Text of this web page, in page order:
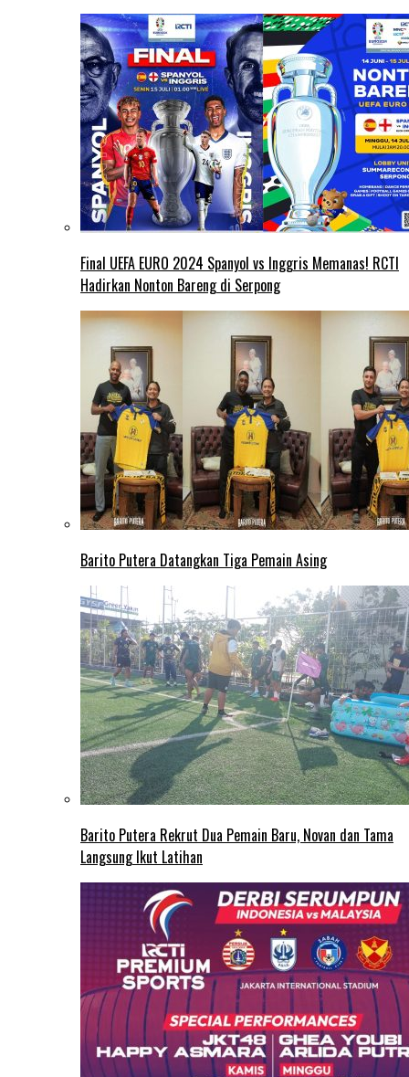
Final UEFA EURO 2024 Spanyol vs Inggris Memanas! RCTI
Hadirkan Nonton Bareng di Serpong
Barito Putera Datangkan Tiga Pemain Asing
Barito Putera Rekrut Dua Pemain Baru, Novan dan Tama
Langsung Ikut Latihan